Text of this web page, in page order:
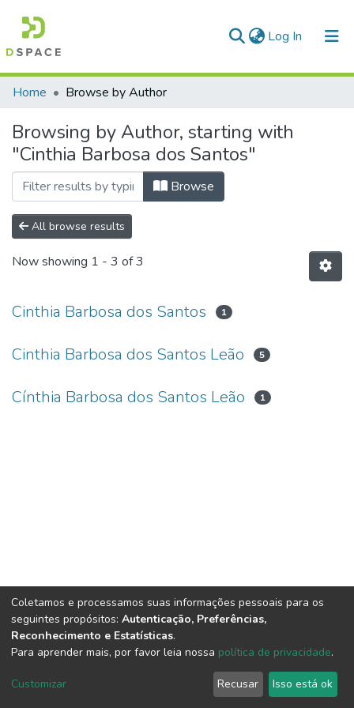
Log In (current)
Communities & Collections
All of DSpace
Home Browse by Author
Browsing by Author, starting with
"Cinthia Barbosa dos Santos"
Browse
All browse results
Now showing 1 - 3 of 3
Cinthia Barbosa dos Santos 1
Cinthia Barbosa dos Santos Leão 5
Cínthia Barbosa dos Santos Leão 1
DSpace software copyright © 2002-2026 LYRASIS
Cookie
End User
Agreement
Send
Feedback
Coletamos e processamos suas informações pessoais para os
seguintes propósitos: Autenticação, Preferências,
Reconhecimento e Estatísticas.
Para aprender mais, por favor leia nossa política de privacidade.
Customizar Recusar Isso está ok